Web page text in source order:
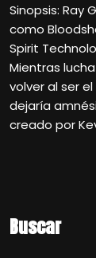
Sinopsis: Ray
como
Spirit
Mientras
volver al ser
dejaría
creado por
Buscar